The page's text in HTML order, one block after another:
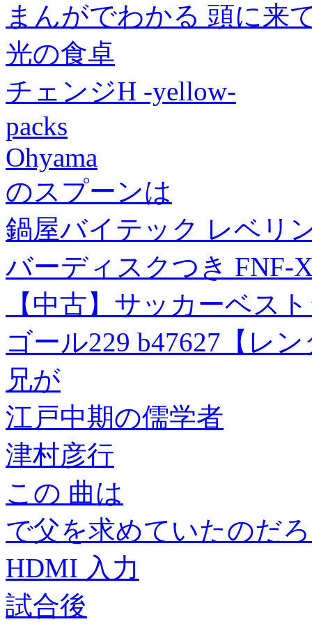
まんがでわかる 頭に来
光の食卓
チェンジH -yellow-
packs
Ohyama
のスプーンは
鍋屋バイテック レベリ
バーディスクつき FNF-
【中古】サッカーベス
ゴール229 b47627【レ
兄が
江戸中期の儒学者
津村彦行
この 曲は
で父を求めていたのだ
HDMI 入力
試合後